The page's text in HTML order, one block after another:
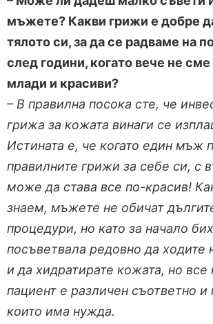
мъжете? Какви грижи е добре
тялото си, за да се радваме на
след години, когато вече не
млади и красиви?
– В правилна посока сте, че
грижа за кожата винаги се
Истината е, че когато един мъж
правилните грижи за себе си, с
може да става все по-красив!
знаем, мъжете не обичат
процедури, но като за начало
посъветвала редовно да ходите
и да хидратирате кожата, но все
пациент е различен съответно и
които има нужда.